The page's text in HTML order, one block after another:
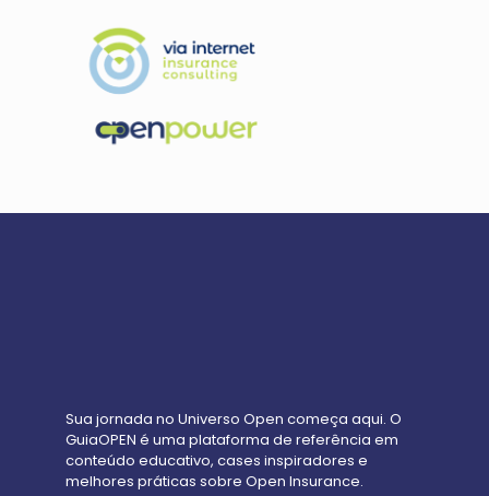
Sua jornada no Universo Open começa aqui. O
GuiaOPEN é uma plataforma de referência em
conteúdo educativo, cases inspiradores e
melhores práticas sobre Open Insurance.